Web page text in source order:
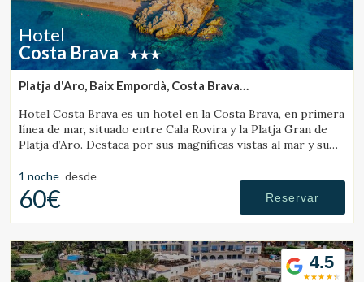
Hotel
Costa Brava
Platja d'Aro, Baix Empordà, Costa Brava
Hotel Costa Brava es un hotel en la Costa Brava, en primera
línea de mar, situado entre Cala Rovira y la Platja Gran de
Platja d’Aro. Destaca por sus magníficas vistas al mar y su
1 noche desde
60€ Reservar
4.5